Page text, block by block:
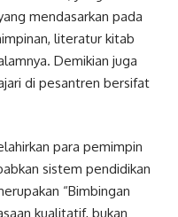
mendasarkan pada
literatur kitab
Demikian juga
di pesantren bersifat
para pemimpin
sistem pendidikan
“Bimbingan
kualitatif, bukan